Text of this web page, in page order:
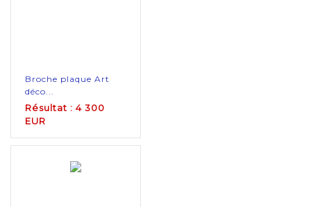
Broche plaque Art
déco...
Résultat : 4 300
EUR